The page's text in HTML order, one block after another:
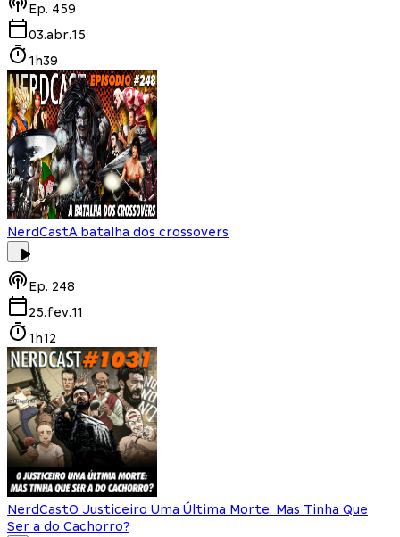
Ep. 459
03.abr.15
1h39
NerdCastA batalha dos crossovers
Ep. 248
25.fev.11
1h12
NerdCastO Justiceiro Uma Última Morte: Mas Tinha Que
Ser a do Cachorro?